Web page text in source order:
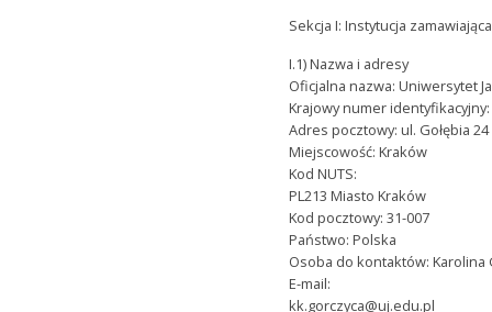
Sekcja I: Instytucja zamawiająca
I.1) Nazwa i adresy
Oficjalna nazwa: Uniwersytet
Krajowy numer identyfikacyjny:
Adres pocztowy: ul. Gołębia 24
Miejscowość: Kraków
Kod NUTS:
PL213 Miasto Kraków
Kod pocztowy: 31-007
Państwo: Polska
Osoba do kontaktów: Karolina
E-mail:
kk.gorczyca@uj.edu.pl